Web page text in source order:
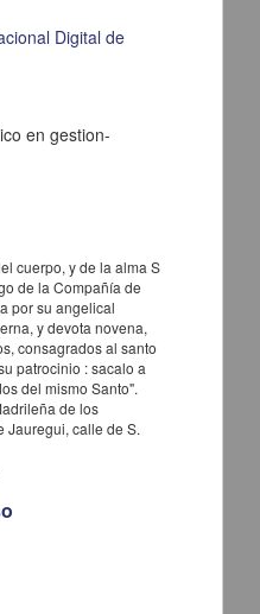
Torrentino impressore
Digital de
en gestion-
cuerpo, y de la alma S
de la Compañía de
por su angelical
y devota novena,
consagrados al santo
patrocinio : sacalo a
del mismo Santo".
de los
Jauregui, calle de S.